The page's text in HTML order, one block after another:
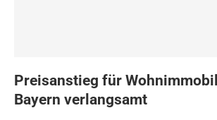
Preisanstieg für
Bayern verlangsamt